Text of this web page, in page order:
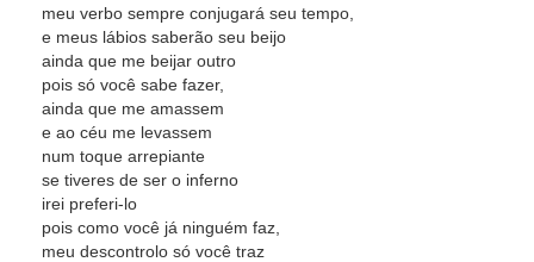
meu verbo sempre conjugará seu tempo,
e meus lábios saberão seu beijo
ainda que me beijar outro
pois só você sabe fazer,
ainda que me amassem
e ao céu me levassem
num toque arrepiante
se tiveres de ser o inferno
irei preferi-lo
pois como você já ninguém faz,
meu descontrolo só você traz